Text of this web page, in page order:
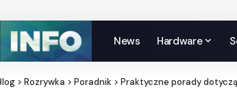
News Hardware
> Rozrywka > Poradnik > Praktyczne porady